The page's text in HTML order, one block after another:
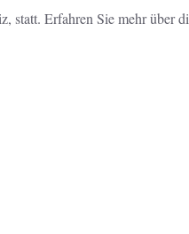
Erfahren Sie mehr über